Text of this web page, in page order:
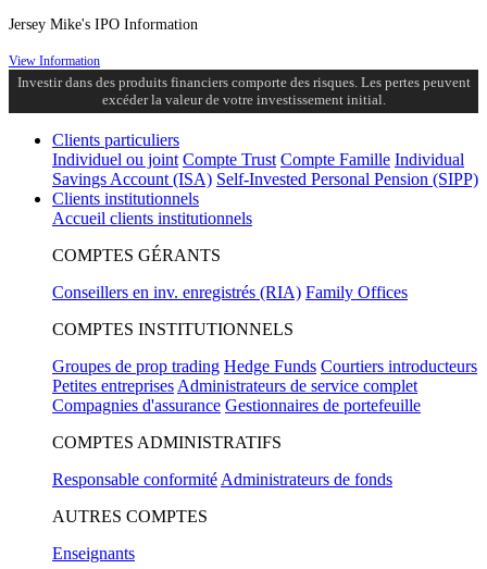
Jersey Mike's IPO Information
View Information
Investir dans des produits financiers comporte des risques. Les pertes peuvent
excéder la valeur de votre investissement initial.
Clients particuliers
Individuel ou joint Compte Trust Compte Famille Individual
Savings Account (ISA) Self-Invested Personal Pension (SIPP)
Clients institutionnels
Accueil clients institutionnels
COMPTES GÉRANTS
Conseillers en inv. enregistrés (RIA) Family Offices
COMPTES INSTITUTIONNELS
Groupes de prop trading Hedge Funds Courtiers introducteurs
Petites entreprises Administrateurs de service complet
Compagnies d'assurance Gestionnaires de portefeuille
COMPTES ADMINISTRATIFS
Responsable conformité Administrateurs de fonds
AUTRES COMPTES
Enseignants